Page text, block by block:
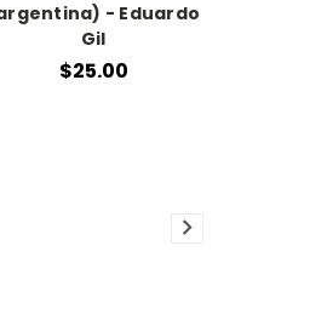
- Eduardo
Gil
$25.00